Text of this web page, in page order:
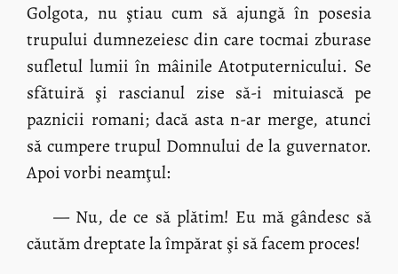
Golgota, nu ştiau cum să ajungă în posesia
trupului dumnezeiesc din care tocmai zburase
sufletul lumii în mâinile Atotputernicului. Se
sfătuiră şi rascianul zise să-i mituiască pe
paznicii romani; dacă asta n-ar merge, atunci
să cumpere trupul Domnului de la guvernator.
Apoi vorbi neamţul:
— Nu, de ce să plătim! Eu mă gândesc să
căutăm dreptate la împărat şi să facem proces!